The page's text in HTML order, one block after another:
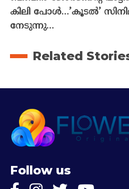
കിലി പോൾ…’കൂടൽ’
നേടുന്നു…
Related
Follow us